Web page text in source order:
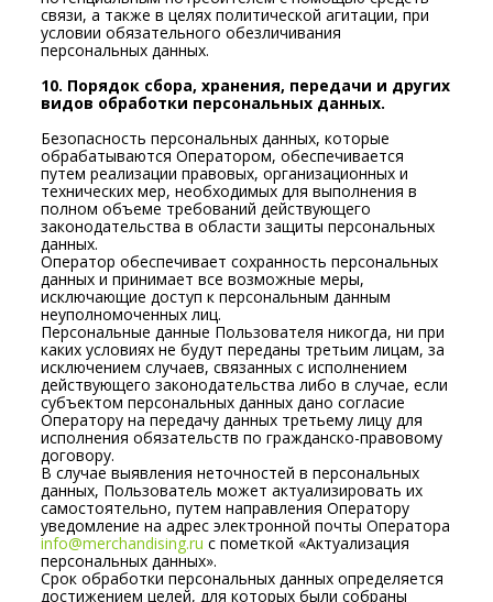
связи, а также в целях политической агитации, при
условии обязательного обезличивания
персональных данных.
10. Порядок сбора, хранения, передачи и других
видов обработки персональных данных.
Безопасность персональных данных, которые
обрабатываются Оператором, обеспечивается
путем реализации правовых, организационных и
технических мер, необходимых для выполнения в
полном объеме требований действующего
законодательства в области защиты персональных
данных.
Оператор обеспечивает сохранность персональных
данных и принимает все возможные меры,
исключающие доступ к персональным данным
неуполномоченных лиц.
Персональные данные Пользователя никогда, ни при
каких условиях не будут переданы третьим лицам, за
исключением случаев, связанных с исполнением
действующего законодательства либо в случае, если
субъектом персональных данных дано согласие
Оператору на передачу данных третьему лицу для
исполнения обязательств по гражданско-правовому
договору.
В случае выявления неточностей в персональных
данных, Пользователь может актуализировать их
самостоятельно, путем направления Оператору
уведомление на адрес электронной почты Оператора
info@merchandising.ru с пометкой «Актуализация
персональных данных».
Срок обработки персональных данных определяется
достижением целей, для которых были собраны